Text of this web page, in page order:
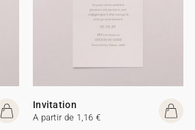
Invitation
A partir de 1,16 €